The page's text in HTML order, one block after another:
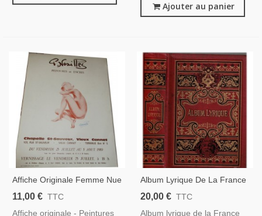
Ajouter au panier
Affiche Originale Femme Nue
De Paula Noailles, Exposition
11,00 € TTC
Affiche originale - Peintures
Album Lyrique De La France
Moderne, Eugène Borel,
20,00 € TTC
Album lyrique de la France